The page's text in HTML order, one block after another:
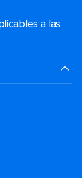
a las